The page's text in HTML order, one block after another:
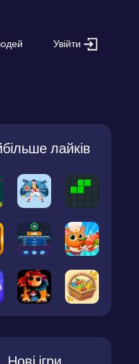
Увійти
лайків